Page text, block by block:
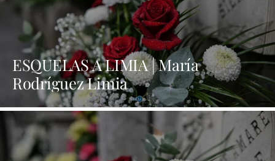
ESQUELAS A LIMIA | María
Rodríguez Limia